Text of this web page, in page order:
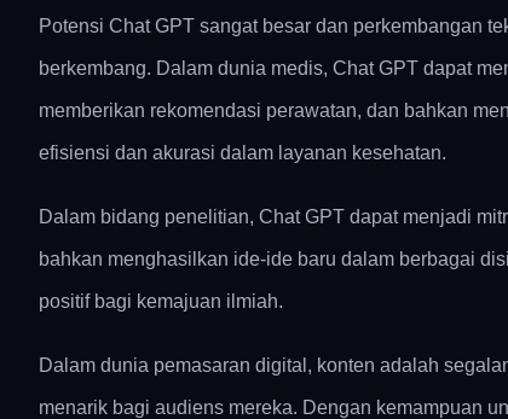
Potensi Chat GPT sangat besar dan perkembangan
berkembang. Dalam dunia medis, Chat GPT dapat
memberikan rekomendasi perawatan, dan bahkan
efisiensi dan akurasi dalam layanan kesehatan.
Dalam bidang penelitian, Chat GPT dapat menjadi
bahkan menghasilkan ide-ide baru dalam berbagai
positif bagi kemajuan ilmiah.
Dalam dunia pemasaran digital, konten adalah
menarik bagi audiens mereka. Dengan kemampuan